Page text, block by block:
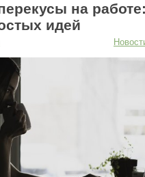
на работе:
идей